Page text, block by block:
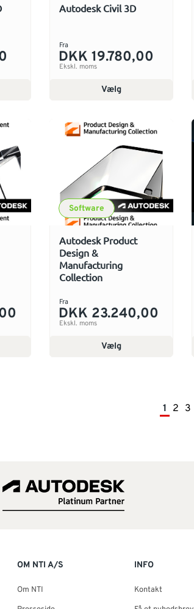
Autodesk Civil 3D
Fra
DKK 19.780,00
Ekskl. moms
Vælg
Software
Autodesk Product
Design &
Manufacturing
Collection
Fra
DKK 23.240,00
Ekskl. moms
Vælg
1 2 3
OM NTI A/S
Om NTI
INFO
Kontakt